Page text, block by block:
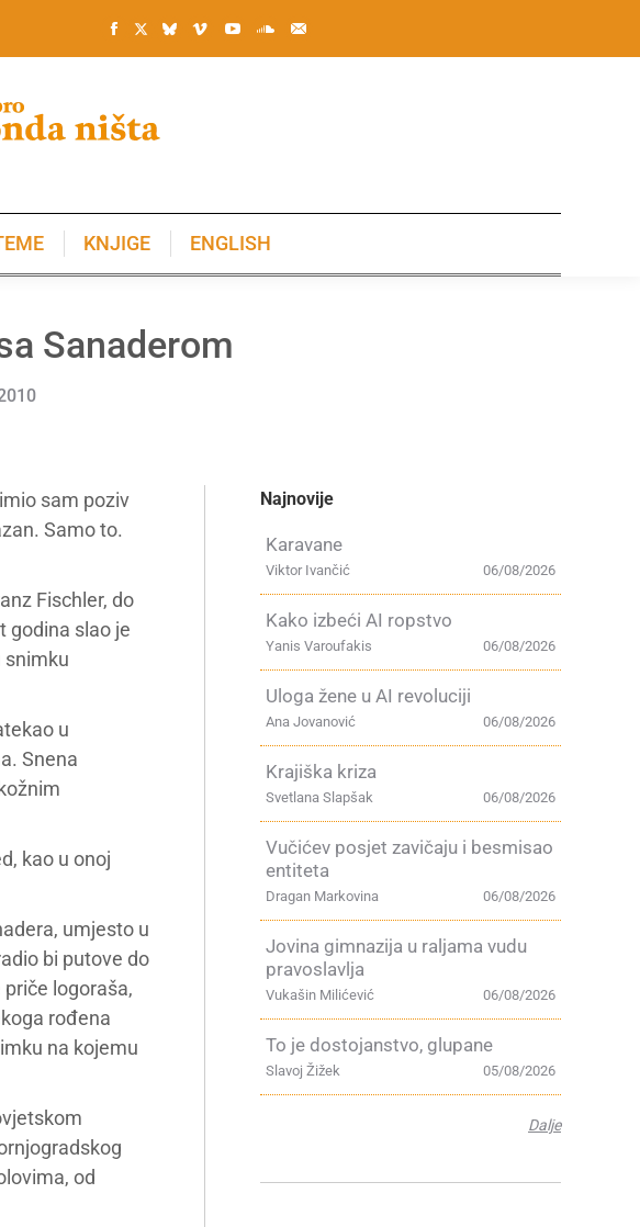
KNJIGE ENGLISH
Sanaderom
sam poziv
Samo to.
Fischler, do
godina slao je
snimku
u
Snena
kao u onoj
umjesto u
bi putove do
logoraša,
rođena
na kojemu
od
Najnovije
Karavane
06/08/2026
Viktor Ivančić
Kako izbeći AI ropstvo
06/08/2026
Yanis Varoufakis
Uloga žene u AI revoluciji
06/08/2026
Ana Jovanović
Krajiška kriza
06/08/2026
Svetlana Slapšak
Vučićev posjet zavičaju i besmisao
entiteta
06/08/2026
Dragan Markovina
Jovina gimnazija u raljama vudu
pravoslavlja
06/08/2026
Vukašin Milićević
To je dostojanstvo, glupane
05/08/2026
Slavoj Žižek
Dalje
KNJIGE ENGLISH